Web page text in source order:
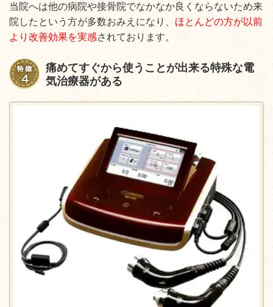
当院へは他の病院や接骨院でなかなか良くならないため来
院したという方が多数おみえになり、 ほとんどの方が以前
より改善効果を実感されております。
痛めてすぐから使うことが出来る特殊な電
気治療器がある